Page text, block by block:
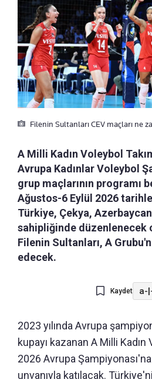
Filenin Sultanları CEV maçları ne
A Milli Kadın Voleybol
Avrupa Kadınlar Voleybol
grup maçlarının programı
Ağustos-6 Eylül 2026
Türkiye, Çekya,
sahipliğinde düzenlenecek
Filenin Sultanları, A
edecek.
Kaydet a-|
2023 yılında Avrupa
kupayı kazanan A Milli Kadın
2026 Avrupa
unvanıyla katılacak.